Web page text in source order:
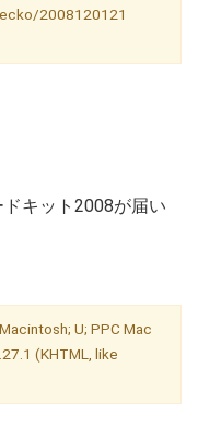
2008120121
キット2008が届い
U; PPC Mac
(KHTML, like